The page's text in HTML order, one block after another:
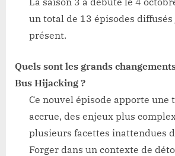
un total de 13 épisodes diffusés
présent.
Quels sont les grands
Bus Hijacking ?
Ce nouvel épisode apporte une
accrue, des enjeux plus
plusieurs facettes inattendues
Forger dans un contexte de